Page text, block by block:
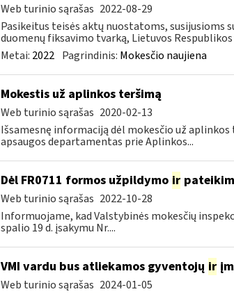
Web turinio sąrašas 2022-08-29
Pasikeitus teisės aktų nuostatoms, susijusioms
duomenų fiksavimo tvarką, Lietuvos Respublikos
Metai: 2022 Pagrindinis: Mokesčio naujiena
Mokestis už aplinkos teršimą
Web turinio sąrašas 2020-02-13
Išsamesnę informaciją dėl mokesčio už
apsaugos departamentas prie Aplinkos...
Dėl FR0711 formos užpildymo ir
Web turinio sąrašas 2022-10-28
Informuojame, kad Valstybinės mokesčių
spalio 19 d. įsakymu Nr....
VMI vardu bus atliekamos gyventojų ir
Web turinio sąrašas 2024-01-05